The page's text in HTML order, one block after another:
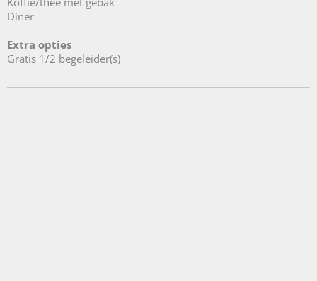
Diner
Extra opties
Gratis 1/2 begeleider(s)